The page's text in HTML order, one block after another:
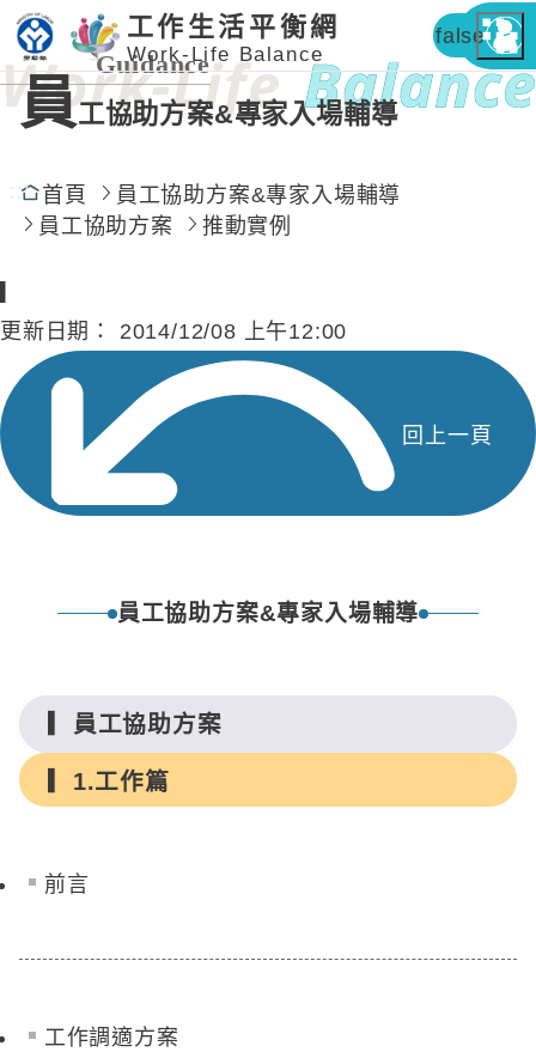
工作生活平衡網
Work-Life Balance
false
Guidance
員工協助方案&專家入場輔導
::: 首頁
員工協助方案&專家入場輔導
員工協助方案
推動實例
更新日期： 2014/12/08 上午12:00
回上一頁
員工協助方案&專家入場輔導
員工協助方案
1.工作篇
前言
工作調適方案